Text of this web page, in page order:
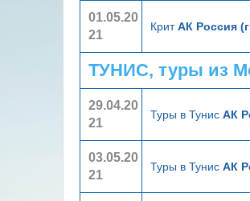
01.05.20
21
КритАК Россия
ТУНИС, туры из
29.04.20
21
Туры в Тунис АК
03.05.20
21
Туры в Тунис АК